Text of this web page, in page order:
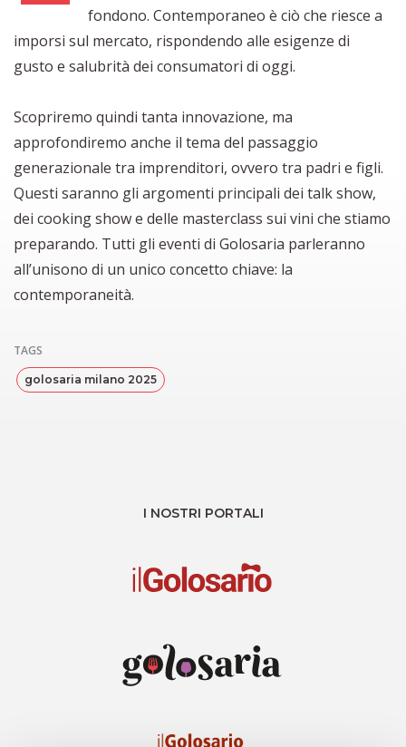
fondono. Contemporaneo è ciò che riesce a
imporsi sul mercato, rispondendo alle esigenze di
gusto e salubrità dei consumatori di oggi.
Scopriremo quindi tanta innovazione, ma
approfondiremo anche il tema del passaggio
generazionale tra imprenditori, ovvero tra padri e figli.
Questi saranno gli argomenti principali dei talk show,
dei cooking show e delle masterclass sui vini che stiamo
preparando. Tutti gli eventi di Golosaria parleranno
all’unisono di un unico concetto chiave: la
contemporaneità.
TAGS
golosaria milano 2025
I NOSTRI PORTALI